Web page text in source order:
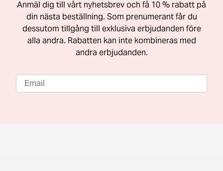
Anmäl dig till vårt nyhetsbrev och få 10 % rabatt på
din nästa beställning. Som prenumerant får du
dessutom tillgång till exklusiva erbjudanden före
alla andra. Rabatten kan inte kombineras med
andra erbjudanden.